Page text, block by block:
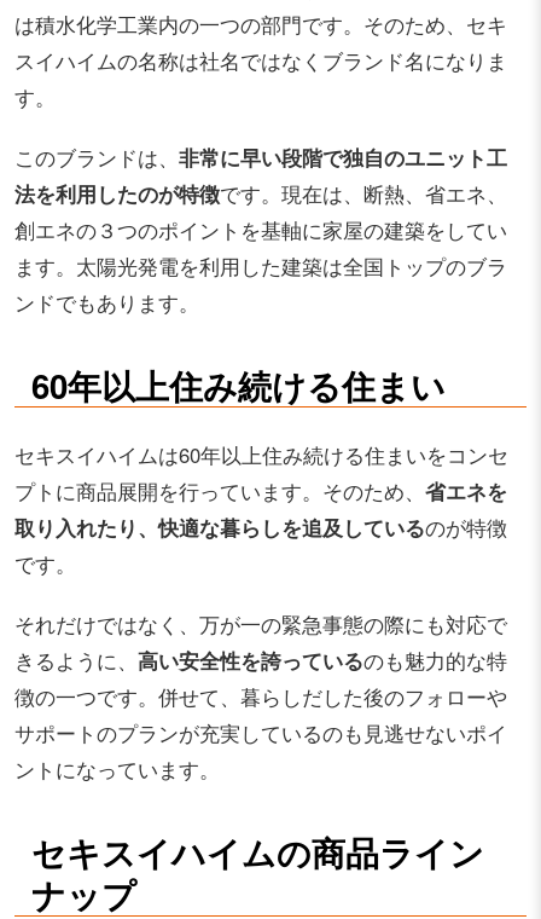
は積水化学工業内の一つの部門です。そのため、セキ
スイハイムの名称は社名ではなくブランド名になりま
す。
このブランドは、 非常に早い段階で独自のユニット工
法を利用したのが特徴です。現在は、断熱、省エネ、
創エネの３つのポイントを基軸に家屋の建築をしてい
ます。太陽光発電を利用した建築は全国トップのブラ
ンドでもあります。
60年以上住み続ける住まい
セキスイハイムは60年以上住み続ける住まいをコンセ
プトに商品展開を行っています。そのため、 省エネを
取り入れたり、快適な暮らしを追及しているのが特徴
です。
それだけではなく、万が一の緊急事態の際にも対応で
きるように、 高い安全性を誇っているのも魅力的な特
徴の一つです。併せて、暮らしだした後のフォローや
サポートのプランが充実しているのも見逃せないポイ
ントになっています。
セキスイハイムの商品ライン
ナップ